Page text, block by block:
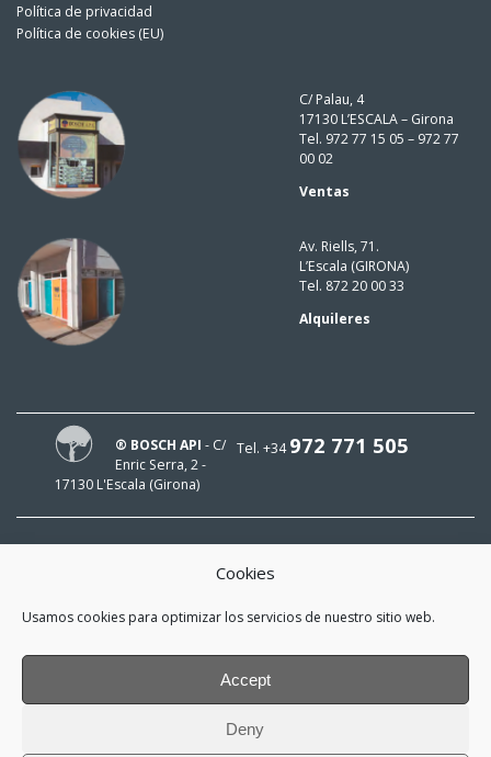
Cookies
Usamos cookies para optimizar los servicios de nuestro sitio web.
Accept
Deny
Política de privacidad
Política de cookies (EU)
C/ Palau, 4
17130 L’ESCALA – Girona
Tel. 972 77 15 05 – 972 77
00 02
Ventas
Av. Riells, 71.
L’Escala (GIRONA)
Tel. 872 20 00 33
Alquileres
Tel. +34972 771 505
® BOSCH API - C/
Enric Serra, 2 -
17130 L'Escala (Girona)
¡Mi e-mail es
y me interesa estar al día!
*He leído y acepto lapolítica de